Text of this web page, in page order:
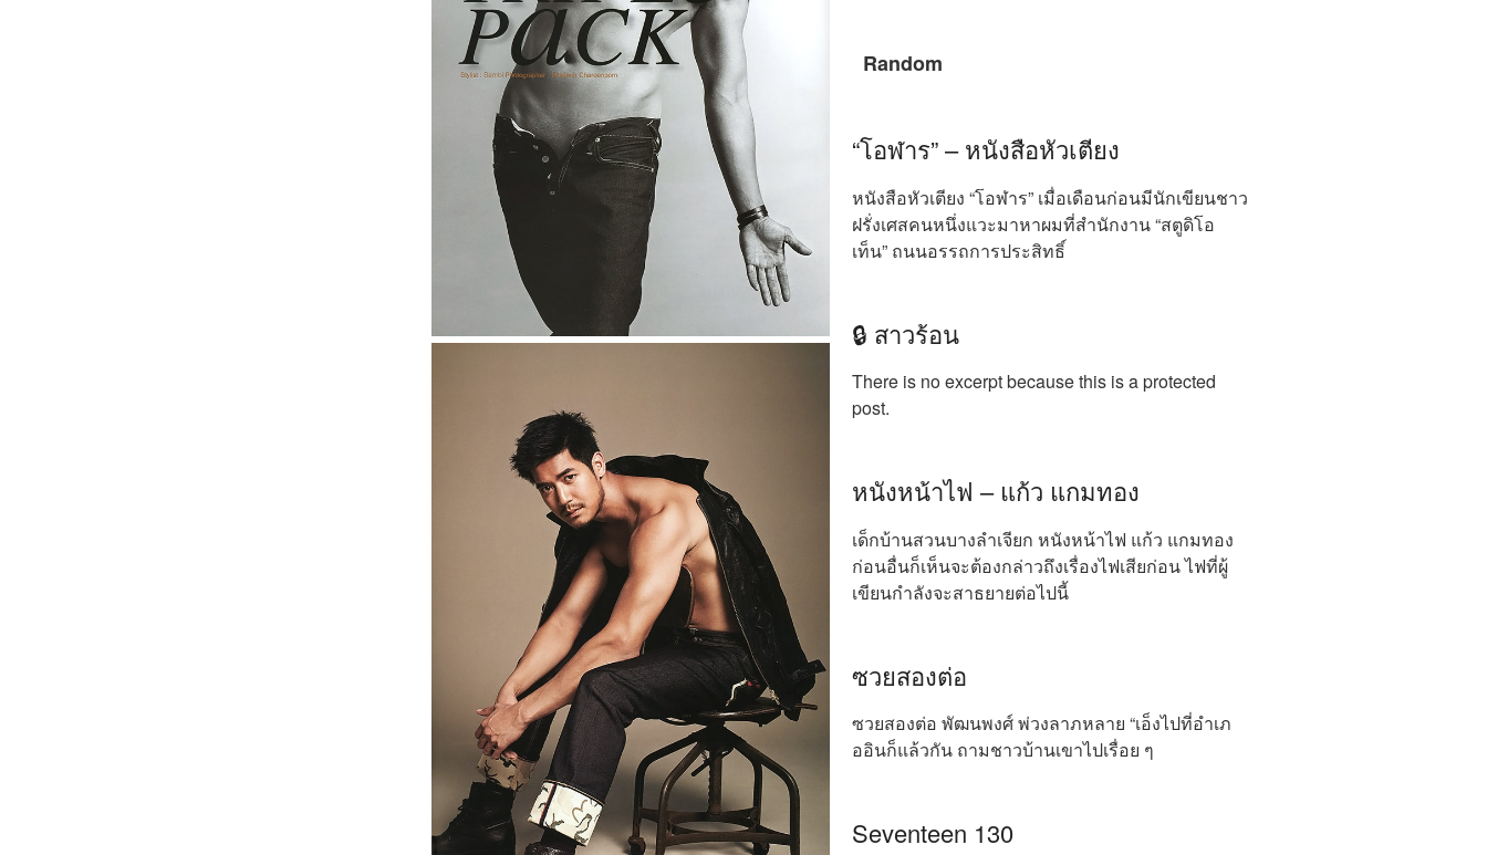
Random
“โอฬาร” – หนังสือหัวเตียง
หนังสือหัวเตียง “โอฬาร” เมื่อเดือนก่อนมีนักเขียนชาว
ฝรั่งเศสคนหนึ่งแวะมาหาผมที่สํานักงาน “สตูดิโอ
เท็น” ถนนอรรถการประสิทธิ์
🔒 สาวร้อน
There is no excerpt because this is a protected
post.
หนังหน้าไฟ – แก้ว แกมทอง
เด็กบ้านสวนบางลําเจียก หนังหน้าไฟ แก้ว แกมทอง
ก่อนอื่นก็เห็นจะต้องกล่าวถึงเรื่องไฟเสียก่อน ไฟที่ผู้
เขียนกําลังจะสาธยายต่อไปนี้
ซวยสองต่อ
ซวยสองต่อ พัฒนพงศ์ พ่วงลาภหลาย “เอ็งไปที่อําเภ
ออินก็แล้วกัน ถามชาวบ้านเขาไปเรื่อย ๆ
Seventeen 130